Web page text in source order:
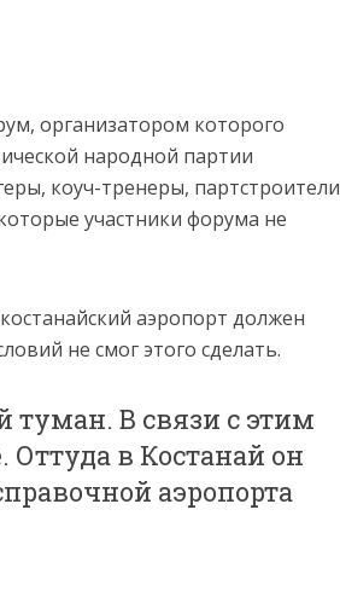
организатором которого
народной партии
коуч-тренеры, партстроители
участники форума не
аэропорт должен
не смог этого сделать.
туман. В связи с этим
Оттуда в Костанай он
аэропорта